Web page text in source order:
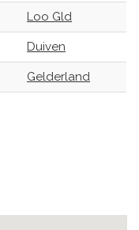
Loo Gld
Duiven
Gelderland